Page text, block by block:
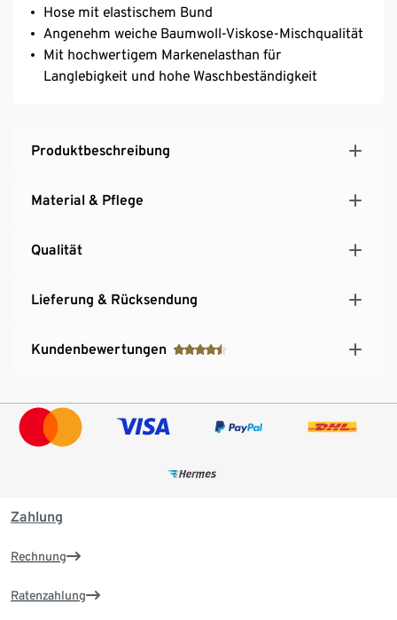
Hose mit elastischem Bund
Angenehm weiche Baumwoll-Viskose-Mischqualität
Mit hochwertigem Markenelasthan für
Langlebigkeit und hohe Waschbeständigkeit
Produktbeschreibung
Material & Pflege
Qualität
Lieferung & Rücksendung
Kundenbewertungen
Zahlung
Rechnung
Ratenzahlung